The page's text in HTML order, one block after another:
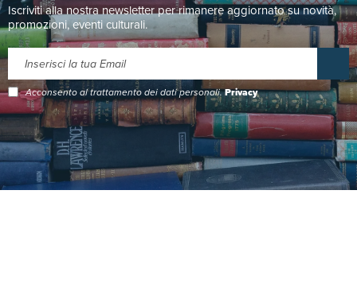
Iscriviti alla nostra newsletter per rimanere aggiornato su novità,
promozioni, eventi culturali.
Acconsento al trattamento dei dati personali.Privacy